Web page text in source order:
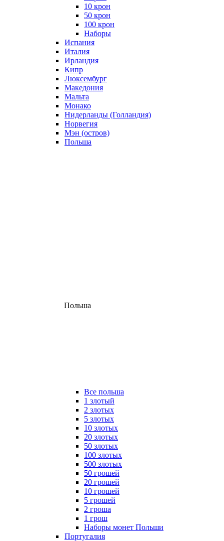
10 крон
50 крон
100 крон
Наборы
Испания
Италия
Ирландия
Кипр
Люксембург
Македония
Мальта
Монако
Нидерланды (Голландия)
Норвегия
Мэн (остров)
Польша
Польша
Все польша
1 злотый
2 злотых
5 злотых
10 злотых
20 злотых
50 злотых
100 злотых
500 злотых
50 грошей
20 грошей
10 грошей
5 грошей
2 гроша
1 грош
Наборы монет Польши
Португалия